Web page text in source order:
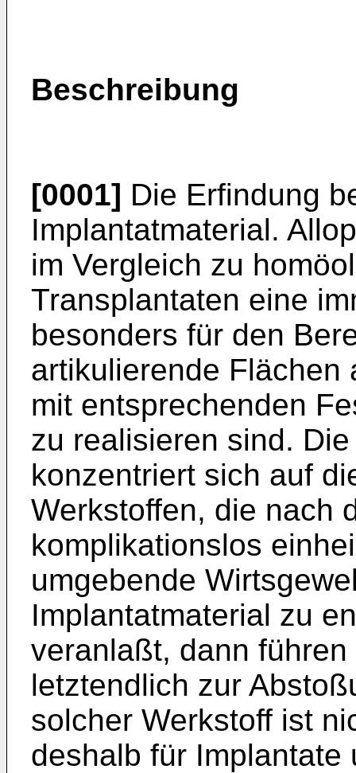
Beschreibung
[0001] Die Erfindung
Implantatmaterial.
im Vergleich zu
Transplantaten eine
besonders für den
artikulierende Flächen
mit entsprechenden
zu realisieren sind.
konzentriert sich auf
Werkstoffen, die nach
komplikationslos
umgebende
Implantatmaterial zu
veranlaßt, dann
letztendlich zur
solcher Werkstoff ist
deshalb für Implantate